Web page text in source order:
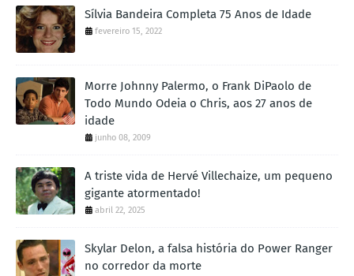
Sílvia Bandeira Completa 75 Anos de Idade
fevereiro 15, 2022
Morre Johnny Palermo, o Frank DiPaolo de
Todo Mundo Odeia o Chris, aos 27 anos de
idade
junho 08, 2009
A triste vida de Hervé Villechaize, um pequeno
gigante atormentado!
abril 22, 2025
Skylar Delon, a falsa história do Power Ranger
no corredor da morte